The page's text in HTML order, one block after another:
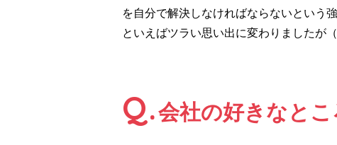
を自分で解決しなければならないという
といえばツラい思い出に変わりましたが（
Q.会社の好きなとこ